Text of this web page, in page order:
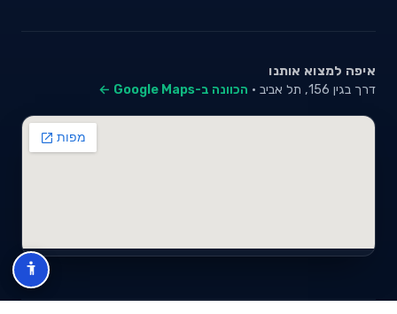
איפה למצוא אותנו
דרך בגין 156, תל אביב · הכוונה ב-Google Maps ←